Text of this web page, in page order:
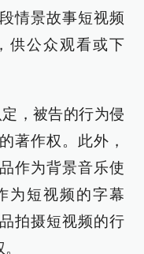
情景故事短视频
供公众观看或下
，被告的行为侵
著作权。此外，
作为背景音乐使
为短视频的字幕
拍摄短视频的行